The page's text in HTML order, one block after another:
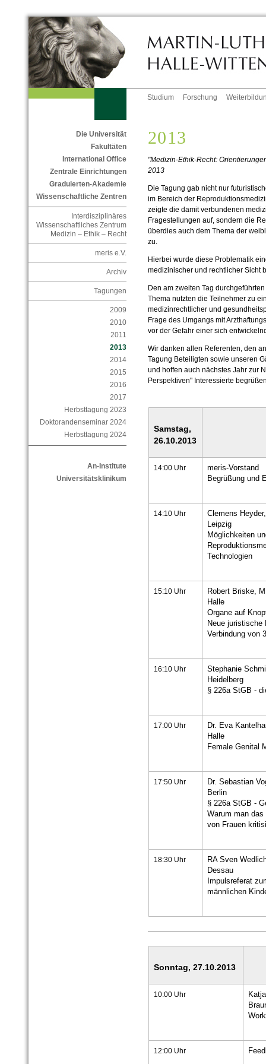
Studium Forschung
Die Universität
Fakultäten
International Office
Zentrale Einrichtungen
Graduierten-Akademie
Wissenschaftliche Zentren
Interdisziplinäres
Wissenschaftliches Zentrum
Medizin – Ethik – Recht
meris e.V.
Archiv
Tagungen
2009
2010
2011
2013
2014
2015
2016
2017
Herbsttagung 2023
Doktorandenseminar 2024
Herbsttagung 2024
An-Institute
Universitätsklinikum
2013
"Medizin-Ethik-Recht:
2013
Die Tagung gab nicht nur
im Bereich der
zeigte die damit verbundenen
Fragestellungen auf, sondern die
überdies auch dem Thema der
zu.
Hierbei wurde diese Problematik
medizinischer und rechtlicher Sicht
Den am zweiten Tag
Thema nutzten die Teilnehmer zu
medizinrechtlicher und
Frage des Umgangs mit
vor der Gefahr einer sich
Wir danken allen Referenten, den
Tagung Beteiligten sowie unseren
und hoffen auch nächstes Jahr zur
Perspektiven" Interessierte
Samstag,
26.10.2013
14:00 Uhr
meris-Vorstand
Begrüßung und
14:10 Uhr
Clemens
Leipzig
Möglichkeiten
Technologien
15:10 Uhr
Robert Briske,
Halle
Organe auf
Neue juristische
Verbindung von
16:10 Uhr
Stephanie
Heidelberg
§ 226a StGB -
17:00 Uhr
Dr. Eva
Halle
Female Genital
17:50 Uhr
Dr. Sebastian
Berlin
§ 226a StGB -
Warum man
von Frauen
18:30 Uhr
RA Sven
Dessau
Impulsreferat
männlichen
Sonntag, 27.10.2013
10:00 Uhr
12:00 Uhr